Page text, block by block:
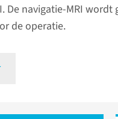
De navigatie-MRI
de operatie.